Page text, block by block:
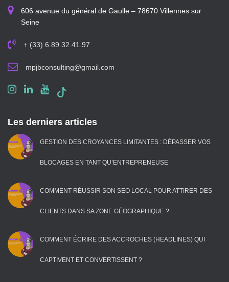
606 avenue du général de Gaulle – 78670 Villennes sur
Seine
+ (33) 6.89.32.41.97
mpjbconsulting@gmail.com
Les derniers articles
GESTION DES CROYANCES LIMITANTES : DÉPASSER VOS
BLOCAGES EN TANT QU’ENTREPRENEUSE
COMMENT RÉUSSIR SON SEO LOCAL POUR ATTIRER DES
CLIENTS DANS SA ZONE GÉOGRAPHIQUE ?
COMMENT ÉCRIRE DES ACCROCHES (HEADLINES) QUI
CAPTIVENT ET CONVERTISSENT ?